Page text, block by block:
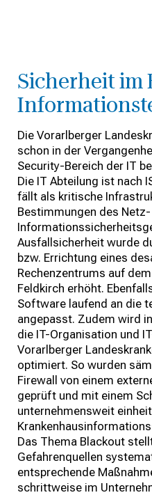
Sicherheit im
Die Vorarlberger
schon in der
Security-Bereich der IT
Die IT Abteilung ist nach
fällt als kritische
Bestimmungen des
Ausfallsicherheit wurde
bzw. Errichtung eines
Rechenzentrums auf
Feldkirch erhöht.
Software laufend an die
angepasst. Zudem wird
die IT-Organisation und
Vorarlberger
optimiert. So wurden
Firewall von einem
geprüft und mit einem
unternehmensweit
Das Thema Blackout
Gefahrenquellen
entsprechende
schrittweise im